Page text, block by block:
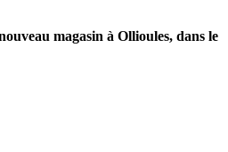
magasin à Ollioules, dans le